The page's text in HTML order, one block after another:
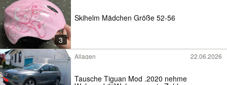
3
Skihelm Mädchen Größe 52-56
Allagen 22.06.2026
Tausche Tiguan Mod .2020 nehme